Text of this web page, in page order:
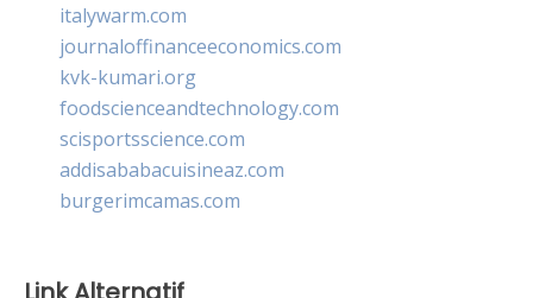
italywarm.com
journaloffinanceeconomics.com
kvk-kumari.org
foodscienceandtechnology.com
scisportsscience.com
addisababacuisineaz.com
burgerimcamas.com